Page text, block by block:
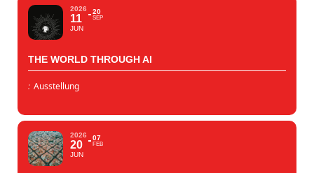
2026
11
JUN
20
SEP
THE WORLD THROUGH AI
: Ausstellung
2026
20
JUN
07
FEB